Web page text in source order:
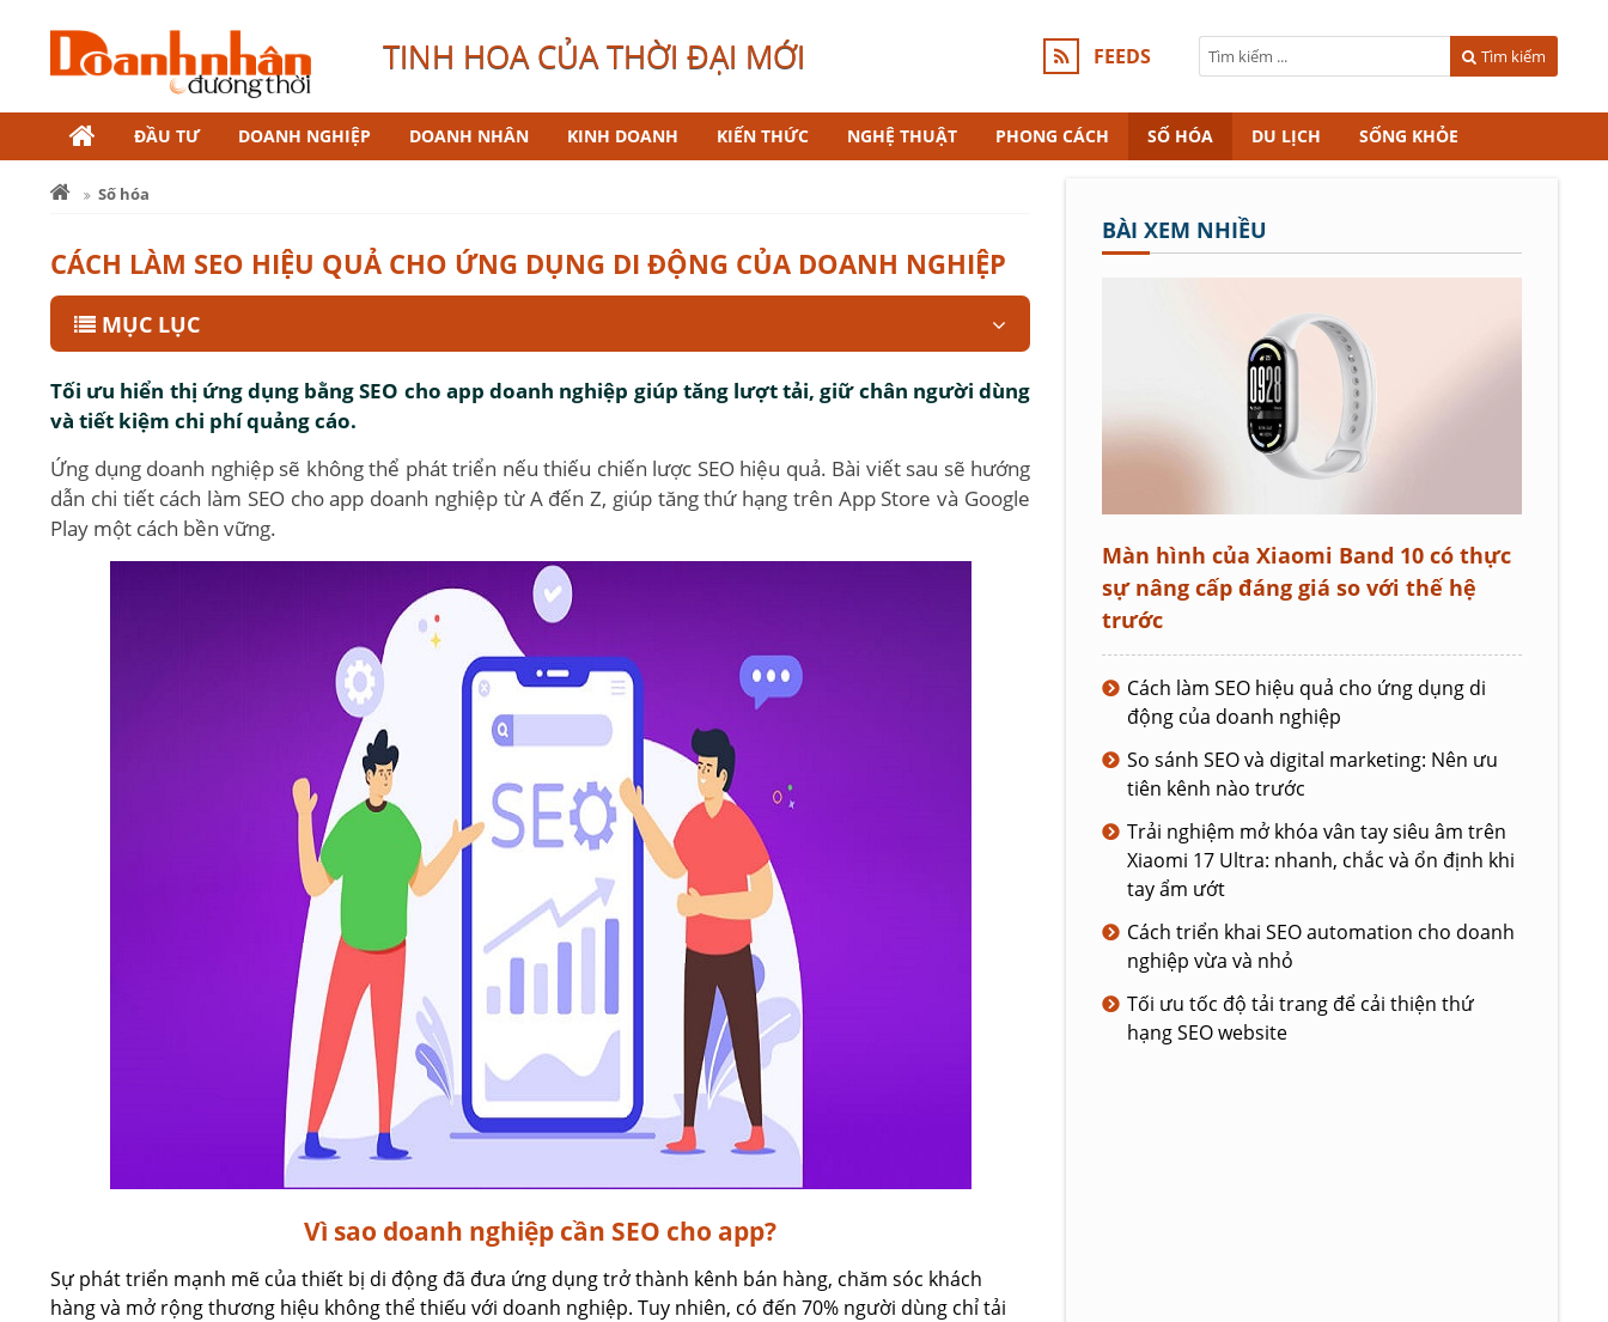
TINH HOA CỦA THỜI ĐẠI MỚI FEEDS Tìm kiếm
ĐẦU TƯ DOANH NGHIỆP DOANH NHÂN KINH DOANH KIẾN THỨC NGHỆ THUẬT PHONG CÁCH SỐ HÓA DU LỊCH SỐNG KHỎE
Số hóa
CÁCH LÀM SEO HIỆU QUẢ CHO ỨNG DỤNG DI ĐỘNG CỦA DOANH NGHIỆP
MỤC LỤC
Tối ưu hiển thị ứng dụng bằng SEO cho app doanh nghiệp giúp tăng lượt tải, giữ chân người dùng
và tiết kiệm chi phí quảng cáo.
Ứng dụng doanh nghiệp sẽ không thể phát triển nếu thiếu chiến lược SEO hiệu quả. Bài viết sau sẽ hướng
dẫn chi tiết cách làm SEO cho app doanh nghiệp từ A đến Z, giúp tăng thứ hạng trên App Store và Google
Play một cách bền vững.
Vì sao doanh nghiệp cần SEO cho app?
Sự phát triển mạnh mẽ của thiết bị di động đã đưa ứng dụng trở thành kênh bán hàng, chăm sóc khách
hàng và mở rộng thương hiệu không thể thiếu với doanh nghiệp. Tuy nhiên, có đến 70% người dùng chỉ tải
BÀI XEM NHIỀU
Màn hình của Xiaomi Band 10 có thực
sự nâng cấp đáng giá so với thế hệ
trước
Cách làm SEO hiệu quả cho ứng dụng di
động của doanh nghiệp
So sánh SEO và digital marketing: Nên ưu
tiên kênh nào trước
Trải nghiệm mở khóa vân tay siêu âm trên
Xiaomi 17 Ultra: nhanh, chắc và ổn định khi
tay ẩm ướt
Cách triển khai SEO automation cho doanh
nghiệp vừa và nhỏ
Tối ưu tốc độ tải trang để cải thiện thứ
hạng SEO website